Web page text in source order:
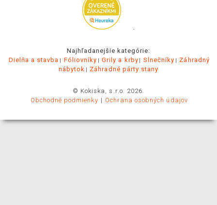
.
Najhľadanejšie kategórie:
Dielňa a stavba
Fóliovníky Grily a krby Slnečníky
Záhradný
nábytok
Záhradné párty stany
© Kokiska, s.r.o. 2026.
Obchodné podmienky
Ochrana osobných údajov